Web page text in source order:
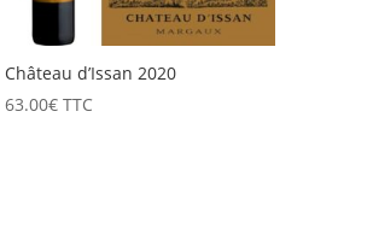
Château d’Issan 2020
63.00€ TTC